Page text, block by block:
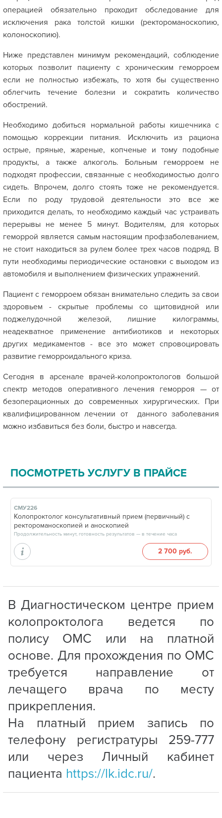
операцией обязательно проходит обследование для
исключения рака толстой кишки (ректороманоскопию,
колоноскопию).
Ниже представлен минимум рекомендаций, соблюдение
которых позволит пациенту с хроническим геморроем
если не полностью избежать, то хотя бы существенно
облегчить течение болезни и сократить количество
обострений.
Необходимо добиться нормальной работы кишечника с
помощью коррекции питания. Исключить из рациона
острые, пряные, жареные, копченые и тому подобные
продукты, а также алкоголь. Больным геморроем не
подходят профессии, связанные с необходимостью долго
сидеть. Впрочем, долго стоять тоже не рекомендуется.
Если по роду трудовой деятельности это все же
приходится делать, то необходимо каждый час устраивать
перерывы не менее 5 минут. Водителям, для которых
геморрой является самым настоящим профзаболеванием,
не стоит находиться за рулем более трех часов подряд. В
пути необходимы периодические остановки с выходом из
автомобиля и выполнением физических упражнений.
Пациент с геморроем обязан внимательно следить за свои
здоровьем - скрытые проблемы со щитовидной или
поджелудочной железой, лишние килограммы,
неадекватное применение антибиотиков и некоторых
других медикаментов - все это может спровоцировать
развитие геморроидального криза.
Сегодня в арсенале врачей-колопроктологов большой
спектр методов оперативного лечения геморроя — от
безоперационных до современных хирургических. При
квалифицированном лечении от данного заболевания
можно избавиться без боли, быстро и навсегда.
ПОСМОТРЕТЬ УСЛУГУ В ПРАЙСЕ
СМУ226
Колопроктолог консультативный прием (первичный) с
ректороманоскопией и аноскопией
Продолжительность минут, готовность результатов — в течение часа
2 700 руб.
В Диагностическом центре прием
колопроктолога ведется по
полису ОМС или на платной
основе. Для прохождения по ОМС
требуется направление от
лечащего врача по месту
прикрепления.
На платный прием запись по
телефону регистратуры 259-777
или через Личный кабинет
пациента https://lk.idc.ru/.